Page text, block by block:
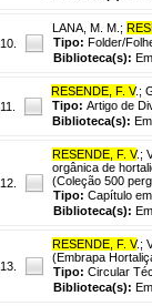
10.
LANA, M. M. ;
Tipo: Folder/
Biblioteca(s):
11.
RESENDE, F. V.;
Tipo: Artigo de
Biblioteca(s):
12.
RESENDE, F. V.;
orgânica de
(Coleção 500
Tipo: Capítulo
Biblioteca(s):
13.
RESENDE, F. V.;
(Embrapa
Tipo: Circular
Biblioteca(s):